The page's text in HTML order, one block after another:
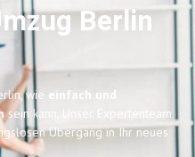
Berlin
wie einfach und
sein kann. Unser Expertenteam
Übergang in Ihr neues